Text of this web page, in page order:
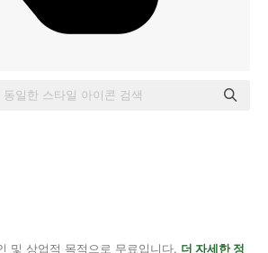
및 상업적 목적으로 무료입니다. 더 자세한 정